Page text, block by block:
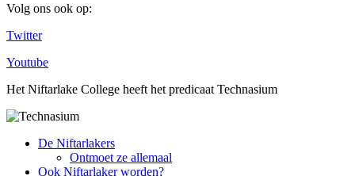
Volg ons ook op:
Twitter
Youtube
Het Niftarlake College heeft het predicaat Technasium
De Niftarlakers
Ontmoet ze allemaal
Ook Niftarlaker worden?